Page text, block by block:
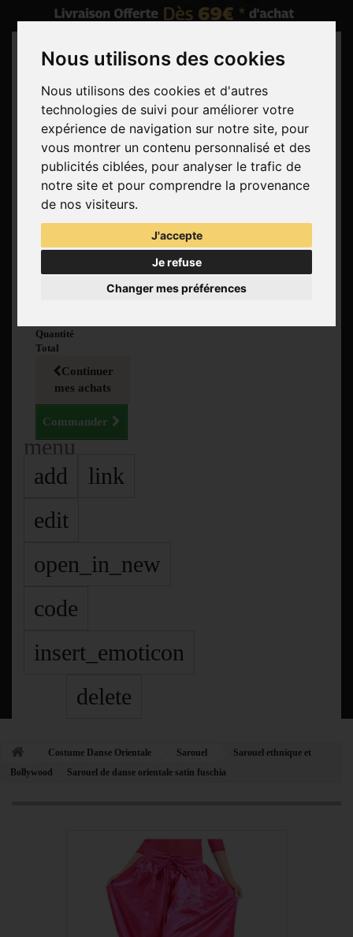
Nous utilisons des cookies
Nous utilisons des cookies et d'autres
technologies de suivi pour améliorer votre
expérience de navigation sur notre site, pour
vous montrer un contenu personnalisé et des
publicités ciblées, pour analyser le trafic de
notre site et pour comprendre la provenance
de nos visiteurs.
J'accepte
Je refuse
Changer mes préférences
Rechercher
Panier(vide)
Aucun produit
Livraison gratuite !
Livraison
Quantité
Total
Continuer
mes achats
Commander
menu
add
link
edit
open_in_new
code
insert_emoticon
delete
Costume Danse Orientale Sarouel
Sarouel ethnique et
Bollywood
Sarouel de danse orientale satin fuschia